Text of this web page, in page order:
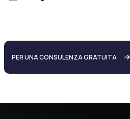
PER UNA CONSULENZA GRATUITA